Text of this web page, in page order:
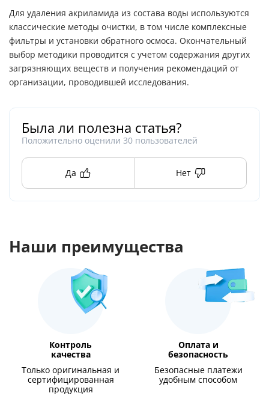
Для удаления акриламида из состава воды используются
классические методы очистки, в том числе комплексные
фильтры и установки обратного осмоса. Окончательный
выбор методики проводится с учетом содержания других
загрязняющих веществ и получения рекомендаций от
организации, проводившей исследования.
Была ли полезна статья?
Положительно оценили 30 пользователей
Да Нет
Наши преимущества
Контроль
качества
Только оригинальная и
сертифицированная
продукция
Оплата и
безопасность
Безопасные платежи
удобным способом